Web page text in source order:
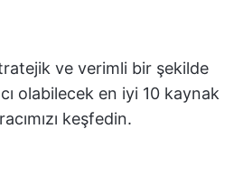
ve verimli bir şekilde
olabilecek en iyi 10 kaynak
keşfedin.